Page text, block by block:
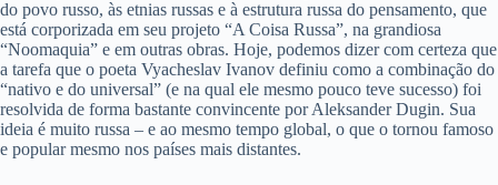
do povo russo, às etnias russas e à estrutura russa do pensamento, que
está corporizada em seu projeto “A Coisa Russa”, na grandiosa
“Noomaquia” e em outras obras. Hoje, podemos dizer com certeza que
a tarefa que o poeta Vyacheslav Ivanov definiu como a combinação do
“nativo e do universal” (e na qual ele mesmo pouco teve sucesso) foi
resolvida de forma bastante convincente por Aleksander Dugin. Sua
ideia é muito russa – e ao mesmo tempo global, o que o tornou famoso
e popular mesmo nos países mais distantes.